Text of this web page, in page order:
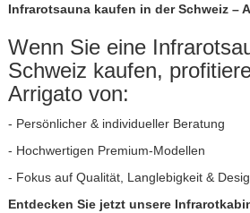
Infrarotsauna kaufen in der Schweiz –
Wenn Sie eine
Schweiz kaufen,
Arrigato von:
- Persönlicher & individueller Beratung
- Hochwertigen Premium-Modellen
- Fokus auf Qualität, Langlebigkeit &
Entdecken Sie jetzt unsere